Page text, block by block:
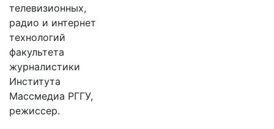
телевизионных,
радио и интернет
технологий
факультета
журналистики
Института
Массмедиа РГГУ,
режиссер.